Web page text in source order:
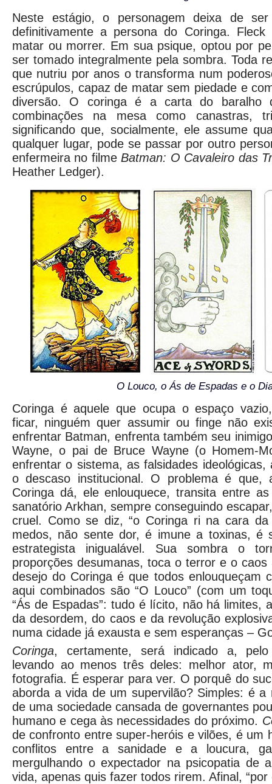
Neste estágio, o personagem deixa de
definitivamente a persona do Coringa. Fleck
matar ou morrer. Em sua psique, optou por
ser tomado integralmente pela sombra. Toda
que nutriu por anos o transforma num
escrúpulos, capaz de matar sem piedade e
diversão. O coringa é a carta do baralho
combinações na mesa como canastras,
significando que, socialmente, ele assume
qualquer lugar, pode se passar por outro
enfermeira no filme Batman: O Cavaleiro das
Heather Ledger).
O Louco, o Ás de Espadas e o
Coringa é aquele que ocupa o espaço
ficar, ninguém quer assumir ou finge não
enfrentar Batman, enfrenta também seu
Wayne, o pai de Bruce Wayne (o Homem-
enfrentar o sistema, as falsidades ideológicas,
o descaso institucional. O problema é
Coringa dá, ele enlouquece, transita entre
sanatório Arkhan, sempre conseguindo
cruel. Como se diz, “o Coringa ri na cara
medos, não sente dor, é imune a toxinas, é
estrategista inigualável. Sua sombra o
proporções desumanas, toca o terror e o
desejo do Coringa é que todos enlouqueçam
aqui combinados são “O Louco” (com um
“Ás de Espadas”: tudo é lícito, não há limites,
da desordem, do caos e da revolução
numa cidade já exausta e sem esperanças –
Coringa, certamente, será indicado a,
levando ao menos três deles: melhor ator,
fotografia. É esperar para ver. O porquê do
aborda a vida de um supervilão? Simples: é a
de uma sociedade cansada de governantes
humano e cega às necessidades do próximo.
de confronto entre super-heróis e vilões, é um
conflitos entre a sanidade e a loucura,
mergulhando o expectador na psicopatia de
vida, apenas quis fazer todos rirem. Afinal,